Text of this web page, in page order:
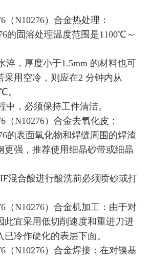
（N10276）合金热处理：
的固溶处理温度范围是1100℃～
淬，厚度小于1.5mm 的材料也可
采用空冷，则应在2 分钟内从
。
中，必须保持工件清洁。
（N10276）合金去氧化皮：
的表面氧化物和焊缝周围的焊渣
更强，推荐使用细晶砂带或细晶
混合酸进行酸洗前必须喷砂或打
（N10276）合金机加工：由于对
此宜采用低切削速度和重进刀进
冷作硬化的表层下面。
（N10276）合金焊接：在对镍基